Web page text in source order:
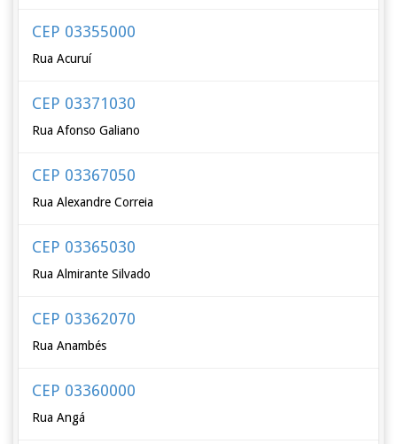
CEP 03355000
Rua Acuruí
CEP 03371030
Rua Afonso Galiano
CEP 03367050
Rua Alexandre Correia
CEP 03365030
Rua Almirante Silvado
CEP 03362070
Rua Anambés
CEP 03360000
Rua Angá